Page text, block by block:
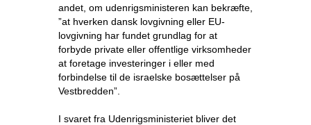
andet, om udenrigsministeren kan bekræfte,
”at hverken dansk lovgivning eller EU-
lovgivning har fundet grundlag for at
forbyde private eller offentlige virksomheder
at foretage investeringer i eller med
forbindelse til de israelske bosættelser på
Vestbredden”.
I svaret fra Udenrigsministeriet bliver det